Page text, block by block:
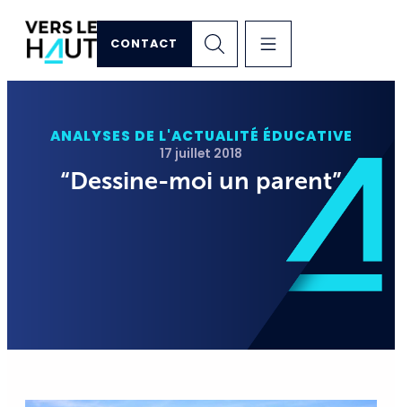
CONTACT
ANALYSES DE L'ACTUALITÉ ÉDUCATIVE
17 juillet 2018
“Dessine-moi un parent”